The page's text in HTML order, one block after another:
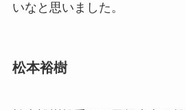
いなと思いました。
松本裕樹